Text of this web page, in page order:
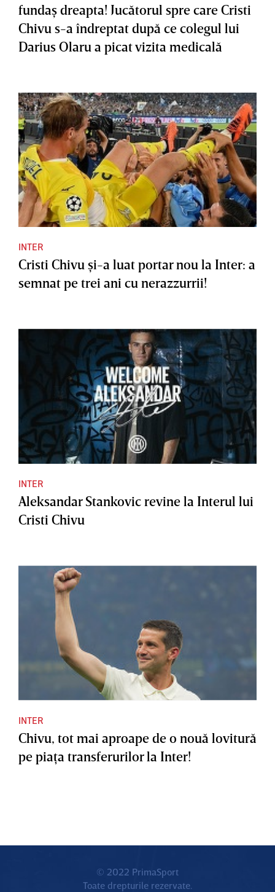
fundaş dreapta! Jucătorul spre care Cristi
Chivu s-a îndreptat după ce colegul lui
Darius Olaru a picat vizita medicală
INTER
Cristi Chivu şi-a luat portar nou la Inter: a
semnat pe trei ani cu nerazzurrii!
INTER
Aleksandar Stankovic revine la Interul lui
Cristi Chivu
INTER
Chivu, tot mai aproape de o nouă lovitură
pe piaţa transferurilor la Inter!
© 2022 PrimaSport
Toate drepturile rezervate.